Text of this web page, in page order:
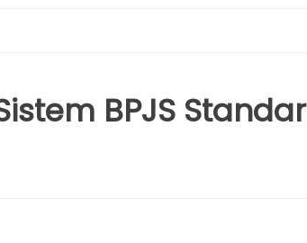
BPJS Standar